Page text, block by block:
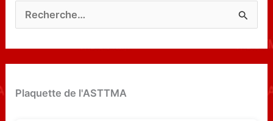
e
c
e
Plaquette de l'ASTTMA